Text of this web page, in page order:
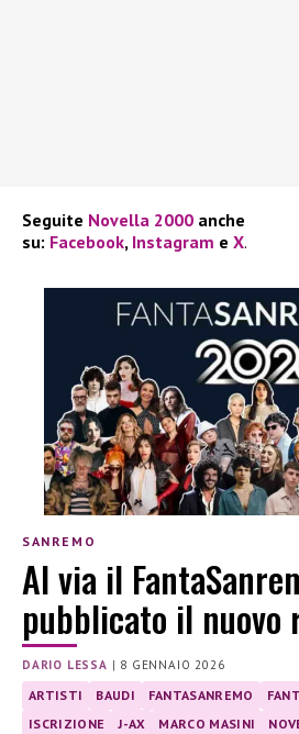
Seguite Novella 2000 anche
su: Facebook, Instagram e X.
SANREMO
Al via il
pubblicato il nuovo
DARIO LESSA | 8 GENNAIO 2026
ARTISTI BAUDI FANTASANREMO
ISCRIZIONE
J-AX MARCO MASINI